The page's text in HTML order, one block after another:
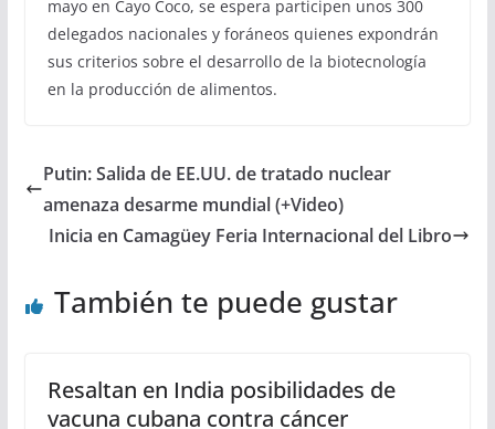
mayo en Cayo Coco, se espera participen unos 300
delegados nacionales y foráneos quienes expondrán
sus criterios sobre el desarrollo de la biotecnología
en la producción de alimentos.
Putin: Salida de EE.UU. de tratado nuclear
amenaza desarme mundial (+Video)
Inicia en Camagüey Feria Internacional del Libro
También te puede gustar
Resaltan en India posibilidades de
vacuna cubana contra cáncer